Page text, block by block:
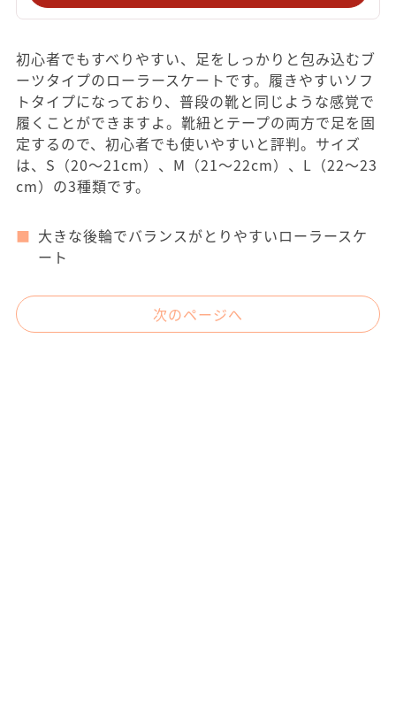
初心者でもすべりやすい、足をしっかりと包み込むブ
ーツタイプのローラースケートです。履きやすいソフ
トタイプになっており、普段の靴と同じような感覚で
履くことができますよ。靴紐とテープの両方で足を固
定するので、初心者でも使いやすいと評判。サイズ
は、S（20～21cm）、M（21～22cm）、L（22～23
cm）の3種類です。
大きな後輪でバランスがとりやすいローラースケ
ート
次のページへ